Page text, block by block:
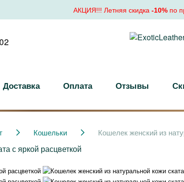
АКЦИЯ!!! Летняя скидка -10%по
Доставка Оплата Отзывы
Кошельки Кошелек женский из